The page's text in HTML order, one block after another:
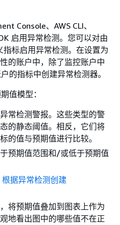
Console、AWS CLI、
启用异常检测。您可以对由
指标启用异常检测。在设置为
的账户中，除了监控账户中
的指标中创建异常检测器。
值模型：
常检测警报。这些类型的警
的静态阈值。相反，它们将
的值与预期值进行比较。
预期值范围和/或低于预期值
根据异常检测创建
将预期值叠加到图表上作为
地看出图中的哪些值不在正